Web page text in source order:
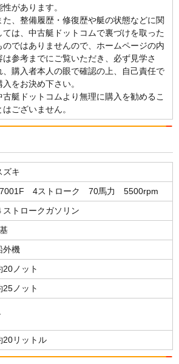
性があります。
た、整備履歴・修復歴や艇の状態などに関
ては、中古艇ドットコムで裏づけを取った
のではありませんので、ホームページの内
は参考までにご覧いただき、必ず見学さ
、購入者本人の眼で確認の上、自己責任で
入をお決め下さい。
古艇ドットコムより無理に購入を勧めるこ
はございません。
ズキ
4ストローク 70馬力 5500rpm
ストロークガソリン
外機
20ノット
25ノット
20リットル